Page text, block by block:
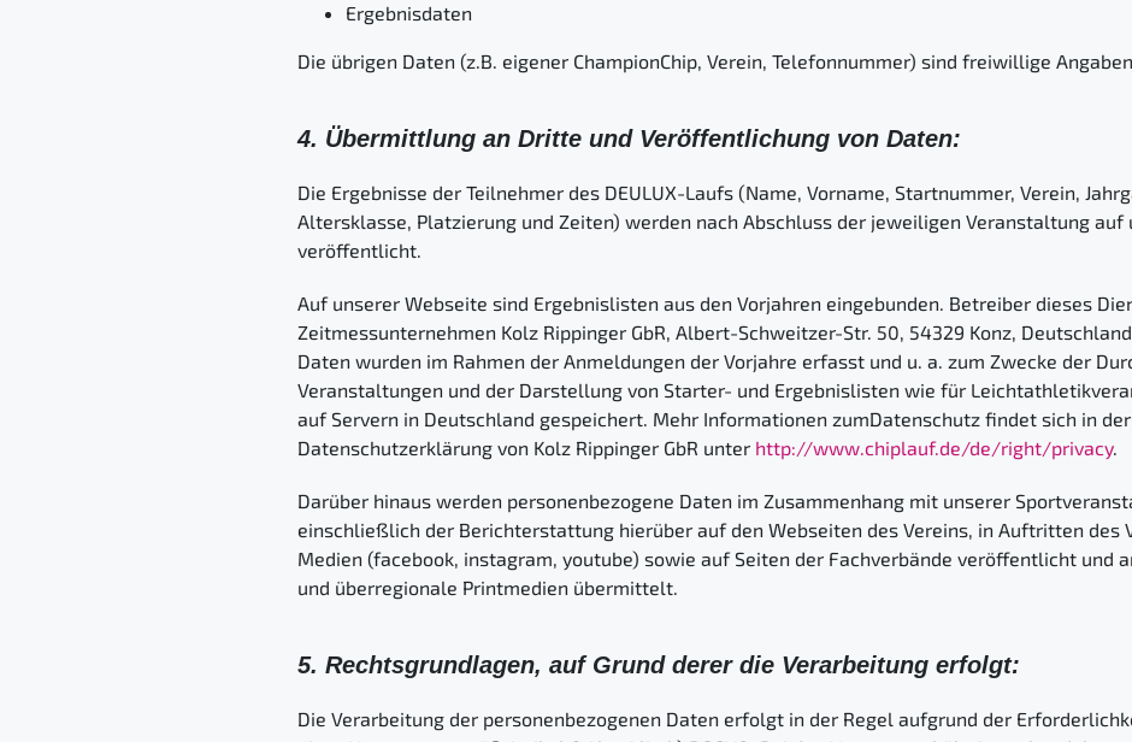
Ergebnisdaten
Die übrigen Daten (z.B. eigener ChampionChip, Verein, Telefonnummer) sind freiwillige
4. Übermittlung an Dritte und Veröffentlichung von Daten:
Die Ergebnisse der Teilnehmer des DEULUX-Laufs (Name, Vorname, Startnummer, Verein,
Altersklasse, Platzierung und Zeiten) werden nach Abschluss der jeweiligen Veranstaltung auf
veröffentlicht.
Auf unserer Webseite sind Ergebnislisten aus den Vorjahren eingebunden. Betreiber dieses
Zeitmessunternehmen Kolz Rippinger GbR, Albert-Schweitzer-Str. 50, 54329 Konz,
Daten wurden im Rahmen der Anmeldungen der Vorjahre erfasst und u. a. zum Zwecke der
Veranstaltungen und der Darstellung von Starter- und Ergebnislisten wie für
auf Servern in Deutschland gespeichert. Mehr Informationen zumDatenschutz findet sich in der
Datenschutzerklärung von Kolz Rippinger GbR unter http://www.chiplauf.de/de/right/privacy.
Darüber hinaus werden personenbezogene Daten im Zusammenhang mit unserer
einschließlich der Berichterstattung hierüber auf den Webseiten des Vereins, in Auftritten des
Medien (facebook, instagram, youtube) sowie auf Seiten der Fachverbände veröffentlicht und
und überregionale Printmedien übermittelt.
5. Rechtsgrundlagen, auf Grund derer die Verarbeitung erfolgt:
Die Verarbeitung der personenbezogenen Daten erfolgt in der Regel aufgrund der